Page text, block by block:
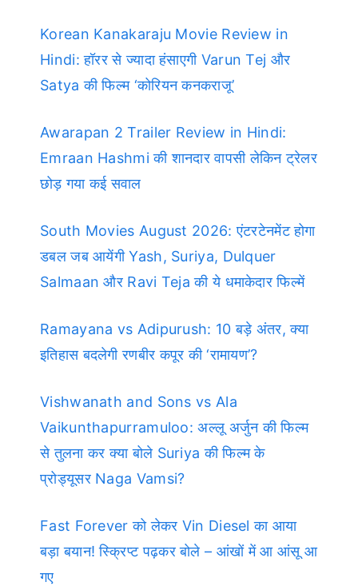
Korean Kanakaraju Movie Review in
Hindi: हॉरर से ज्यादा हंसाएगी Varun Tej और
Satya की फिल्म ‘कोरियन कनकराजू’
Awarapan 2 Trailer Review in Hindi:
Emraan Hashmi की शानदार वापसी लेकिन ट्रेलर
छोड़ गया कई सवाल
South Movies August 2026: एंटरटेनमेंट होगा
डबल जब आयेंगी Yash, Suriya, Dulquer
Salmaan और Ravi Teja की ये धमाकेदार फिल्में
Ramayana vs Adipurush: 10 बड़े अंतर, क्या
इतिहास बदलेगी रणबीर कपूर की ‘रामायण’?
Vishwanath and Sons vs Ala
Vaikunthapurramuloo: अल्लू अर्जुन की फिल्म
से तुलना कर क्या बोले Suriya की फिल्म के
प्रोड्यूसर Naga Vamsi?
Fast Forever को लेकर Vin Diesel का आया
बड़ा बयान! स्क्रिप्ट पढ़कर बोले – आंखों में आ आंसू आ
गए